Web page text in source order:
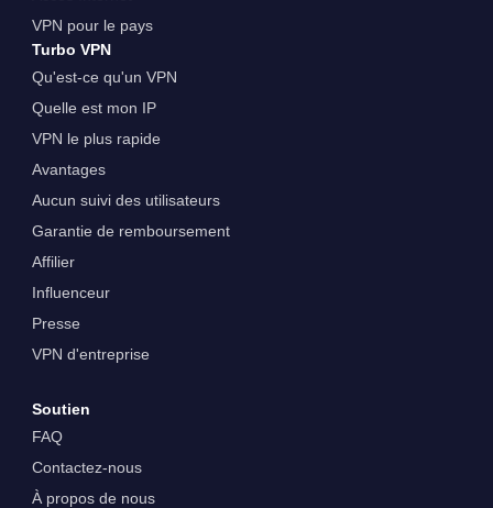
VPN pour le pays
Turbo VPN
Qu'est-ce qu'un VPN
Quelle est mon IP
VPN le plus rapide
Avantages
Aucun suivi des utilisateurs
Garantie de remboursement
Affilier
Influenceur
Presse
VPN d'entreprise
Soutien
FAQ
Contactez-nous
À propos de nous